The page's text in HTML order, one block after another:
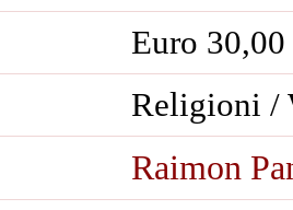
Euro 30,00
Religioni /
Raimon